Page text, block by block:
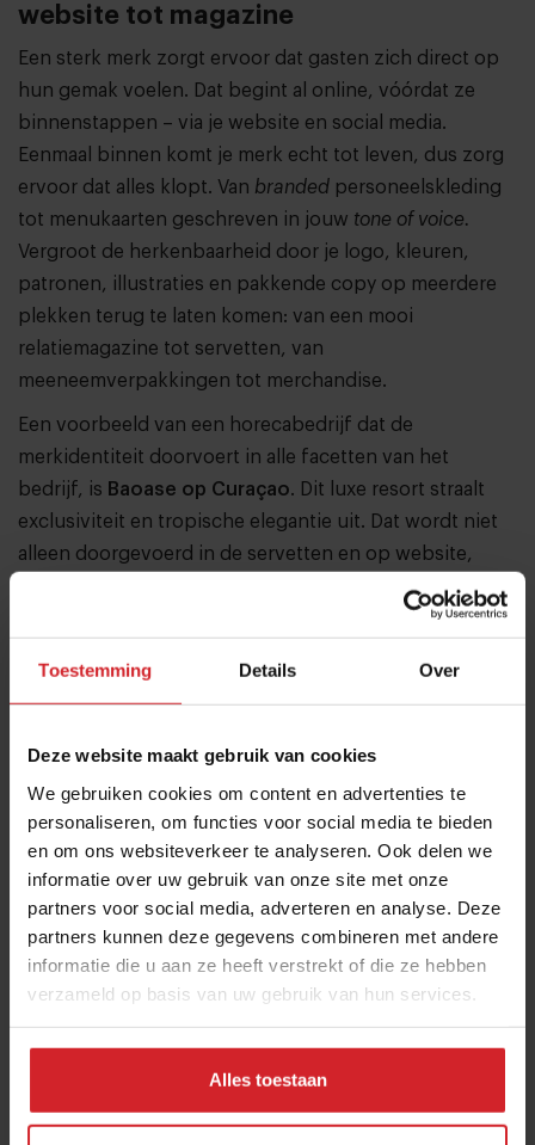
Toestemming Details Over
Deze website maakt gebruik van cookies
We gebruiken cookies om content en advertenties te
personaliseren, om functies voor social media te bieden
en om ons websiteverkeer te analyseren. Ook delen we
informatie over uw gebruik van onze site met onze
partners voor social media, adverteren en analyse. Deze
partners kunnen deze gegevens combineren met andere
informatie die u aan ze heeft verstrekt of die ze hebben
verzameld op basis van uw gebruik van hun services.
Alles toestaan
website tot magazine
Een sterk merk zorgt ervoor dat gasten zich direct op
hun gemak voelen. Dat begint al online, vóórdat ze
binnenstappen – via je website en social media.
Eenmaal binnen komt je merk echt tot leven, dus zorg
ervoor dat alles klopt. Van branded personeelskleding
tot menukaarten geschreven in jouw tone of voice.
Vergroot de herkenbaarheid door je logo, kleuren,
patronen, illustraties en pakkende copy op meerdere
plekken terug te laten komen: van een mooi
relatiemagazine tot servetten, van
meeneemverpakkingen tot merchandise.
Een voorbeeld van een horecabedrijf dat de
merkidentiteit doorvoert in alle facetten van het
bedrijf, is Baoase op Curaçao. Dit luxe resort straalt
exclusiviteit en tropische elegantie uit. Dat wordt niet
alleen doorgevoerd in de servetten en op website,
maar het resort verrast haar gasten ook met een mooi
Lees hier ook ons interview met de chef & F&B-manager
Het relatiemagazine van Baoase